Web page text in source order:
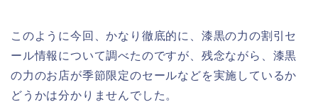
このように今回、かなり徹底的に、漆黒の力の割引セ
ール情報について調べたのですが、残念ながら、漆黒
の力のお店が季節限定のセールなどを実施しているか
どうかは分かりませんでした。